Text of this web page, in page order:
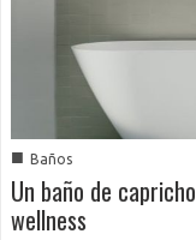
■ Baños
Un baño de
wellness